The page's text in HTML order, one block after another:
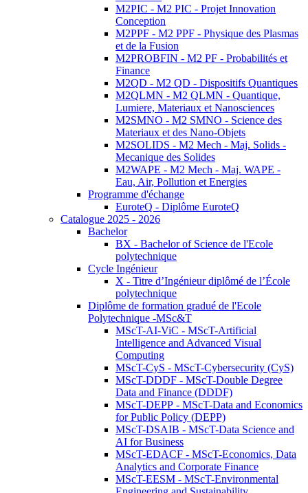
M2PIC - M2 PIC - Projet Innovation
Conception
M2PPF - M2 PPF - Physique des Plasmas
et de la Fusion
M2PROBFIN - M2 PF - Probabilités et
Finance
M2QD - M2 QD - Dispositifs Quantiques
M2QLMN - M2 QLMN - Quantique,
Lumiere, Materiaux et Nanosciences
M2SMNO - M2 SMNO - Science des
Materiaux et des Nano-Objets
M2SOLIDS - M2 Mech - Maj. Solids -
Mecanique des Solides
M2WAPE - M2 Mech - Maj. WAPE -
Eau, Air, Pollution et Energies
Programme d'échange
EuroteQ - Diplôme EuroteQ
Catalogue 2025 - 2026
Bachelor
BX - Bachelor of Science de l'Ecole
polytechnique
Cycle Ingénieur
X - Titre d’Ingénieur diplômé de l’École
polytechnique
Diplôme de formation gradué de l'Ecole
Polytechnique -MSc&T
MScT-AI-ViC - MScT-Artificial
Intelligence and Advanced Visual
Computing
MScT-CyS - MScT-Cybersecurity (CyS)
MScT-DDDF - MScT-Double Degree
Data and Finance (DDDF)
MScT-DEPP - MScT-Data and Economics
for Public Policy (DEPP)
MScT-DSAIB - MScT-Data Science and
AI for Business
MScT-EDACF - MScT-Economics, Data
Analytics and Corporate Finance
MScT-EESM - MScT-Environmental